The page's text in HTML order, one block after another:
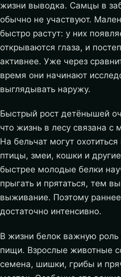
жизни выводка. Самцы в
обычно не участвуют.
быстро растут: у них
открываются глаза, и
активнее. Уже через
время они начинают
выглядывать наружу.
Быстрый рост детёнышей
что жизнь в лесу связана с
На бельчат могут
птицы, змеи, кошки и
быстрее молодые белки
прыгать и прятаться, тем
выживание. Поэтому
достаточно интенсивно.
В жизни белок важную роль
пищи. Взрослые животные
семена, шишки, грибы и